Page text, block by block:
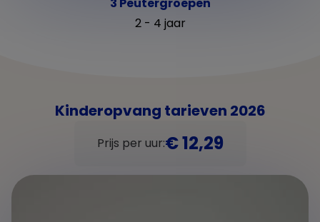
2 - 4 jaar
Kinderopvang tarieven 2026
Prijs per uur:€ 12,29